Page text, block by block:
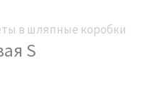
в шляпные коробки
S